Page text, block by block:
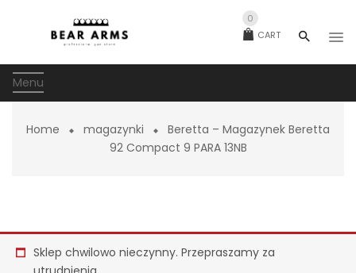
CART
0
Menu
Home magazynki
Beretta – Magazynek Beretta
92 Compact 9 PARA 13NB
Sklep chwilowo nieczynny. Przepraszamy za